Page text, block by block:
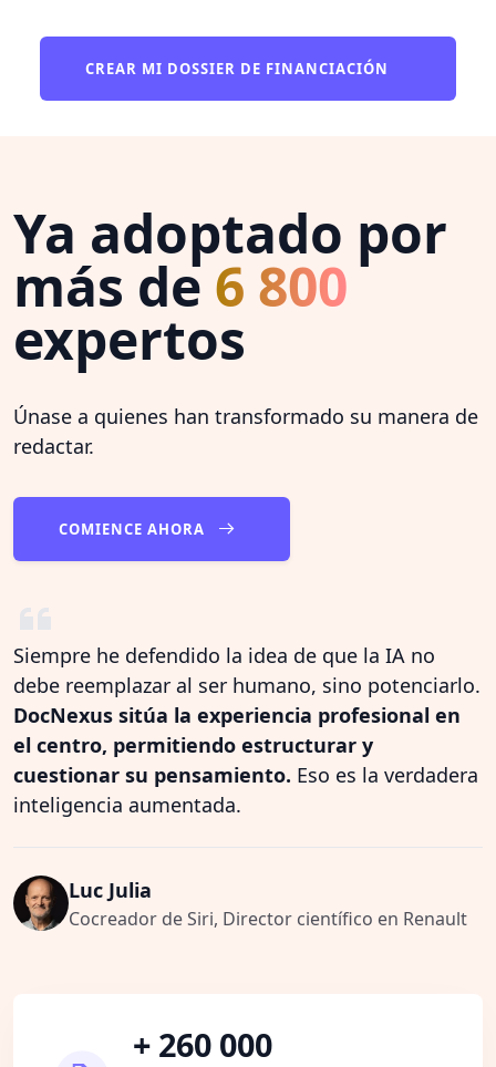
CREAR MI DOSSIER DE FINANCIACIÓN
Ya adoptado por
más de 6 800
expertos
Únase a quienes han transformado su manera de
redactar.
COMIENCE AHORA
Siempre he defendido la idea de que la IA no
debe reemplazar al ser humano, sino potenciarlo.
DocNexus sitúa la experiencia profesional en
el centro, permitiendo estructurar y
cuestionar su pensamiento. Eso es la verdadera
inteligencia aumentada.
Luc Julia
Cocreador de Siri, Director científico en Renault
+ 260 000